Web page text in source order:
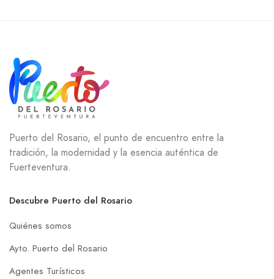
Puerto del Rosario, el punto de encuentro entre la
tradición, la modernidad y la esencia auténtica de
Fuerteventura.
Descubre Puerto del Rosario
Quiénes somos
Ayto. Puerto del Rosario
Agentes Turísticos